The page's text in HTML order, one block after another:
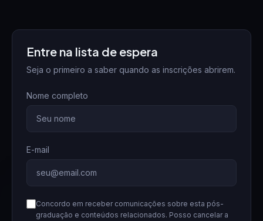
Entre na lista de espera
Seja o primeiro a saber quando as inscrições abrirem.
Nome completo
E-mail
Concordo em receber comunicações sobre esta pós-
graduação e conteúdos relacionados. Posso cancelar a